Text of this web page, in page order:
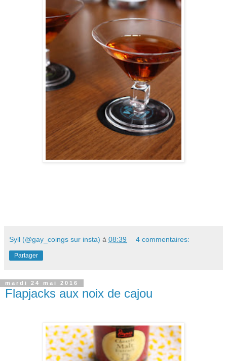
Syll (@gay_coings sur insta) à 08:39 4 commentaires:
Partager
mardi 24 mai 2016
Flapjacks aux noix de cajou